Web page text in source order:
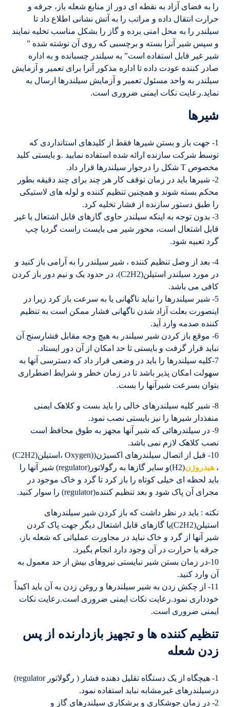
را به فضای آزاد به نقطه ای دور از منابع شعله باز، جرقه و
حرارت انتقال داده و مراتب را به آتش نشانی اطلاع داد تا
سیلندر را به محل امنی برده و گاز را بشکل مناسب تخلیه نمایند
و سپس شیر آنرا بسته و برچسبی که روی آن نوشته شده ”
شیر غیر قابل استفاده است” به سیلندر چسبانده و به اداره
صادر کننده عودت داده تا اداره مذکور آنرا برای تعمیر و آزمایش
سیلندر به واحد مسئول تعمیر و آزمایش سیلندرها ارسال به
نماید.رعایت نکات ایمنی ضروری است.
شیرها
1- جهت باز و بستن شیرها فقط از کلیدهای استانداردی که
توسط شرکت سازنده ارائه شده استفاده نمایید .و بایستی کلید
مخصوص T شکل را درجوار سیلندرها قرار داد.
2- شیرها باید در زمان توقف کار هر چند برای چند دقیقه بطور
محکم بسته شوند و همچنین تنظیم کننده و لوله های لاستیکی
را طبق دستور سازنده از فشار تخلیه کرد.
3- بدون توجه به اینکه سیلندر حاوی گازهای قابل اشتعال یا غیر
قابل اشتعال است، محور شیر می بایست راست گردیا چپ
گرد تعبیه شود.
4- بعد از وصل تنظیم کننده ، شیر سیلندر را به آرامی باز کنید و
در مورد سیلندر استیلن(C2H2)، در حدود یک و نیم دور باز کردن
کافی می باشد.
5- شیر سیلندرها را نباید ناگهانی یا به سرعت باز کرد زیرا در
اینصورت بعلت آزاد شدن ناگهانی فشار ممکن است به تنظیم
کننده صدمه وارد آید.
6- موقع باز کردن شیر سیلندر به هیچ وجه مقابل فشارسنج آن
نباید قرار گرفت و بایستی تا حد امکان از آن دور ایستاد.
7-کلیه سیلندرها را باید در وضعی قرار داد که دسترسی آنها به
سهولت امکان پذیر باشد تا در زمان خطر و شرایط اضطراری
بتوان بسرعت شیرآنها را بست.
8- شیر کلیه سیلندرهای خالی را باید بست و کلاهک ایمنی
منفذدار شیرها را نیز بایستی نصب نمود.
9- در سیلندرهائی که شیر آنها مجهز به طوق محافظ است
نصب کلاهک لازم نمی باشد.
10- قبل از اتصال سیلندرهای اکسیژن((Oxygen ،استیلن(C2H2)
،هیدروژن
(H2)و سایر گازها به رگولاتور(regulator) شیر آنها را
باید لحظه ای خیلی کوتاه را باز کرد تا گرد و خاک موجود در
مجرای آن پاک شود و بعد تنظیم کننده(regulator) را سوار کنید.
نکته : باید در نظر داشت که باز کردن شیر سیلندرهای
استیلن(C2H2)یا گازهای قابل اشتعال دیگر جهت پاک کردن
شیر آنها از گرد و خاک نباید در مجاورت عملیاتی که شعله باز،
جرقه یا حرارت در آن وجود دارد انجام بگیرد.
10-در زمان بستن شیر نبایستی نیروهای بیش از حد معمول به
آن وارد کنید.
11- از چکش زدن به شیر سیلندرها و روغن زدن به آن باید اکیداً
خودداری نمود.رعایت نکات ایمنی ضروری است.رعایت نکات
ایمنی ضروری است.
تنظیم کننده ها و تجهیز بازدارنده از پس
زدن شعله
1- هیچگاه از یک دستگاه تقلیل دهنده فشار ( رگولاتور regulator)
درسیلندرهای غیرمشابه نباید استفاده نمود.
2- در زمان جوشکاری و برشکاری سیلندرهای گاز و